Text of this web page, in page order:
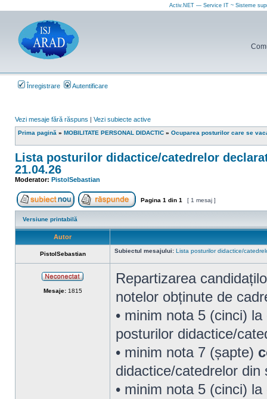
Activ.NET — Service IT ~ Sisteme
Înregistrare Autentificare
Vezi mesaje fără răspuns | Vezi subiecte active
Prima pagină » MOBILITATE PERSONAL DIDACTIC » Ocuparea posturilor care se
Lista posturilor didactice/catedrelor
21.04.26
Moderator: PistolSebastian
Scrie un subiect nou Răspunde la subiect
Pagina 1 din 1 [ 1 mesaj ]
Versiune printabilă
Autor
PistolSebastian Subiectul mesajului: Lista posturilor didactice/
Mesaje:1815
Repartizarea
notelor obținute de
• minim nota 5 (cinci) la
posturilor didactice/
• minim nota 7 (șapte)
didactice/catedrelor din
• minim nota 5 (cinci) la